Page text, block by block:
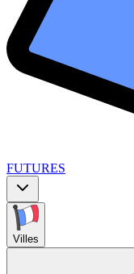
FUTURES
Villes